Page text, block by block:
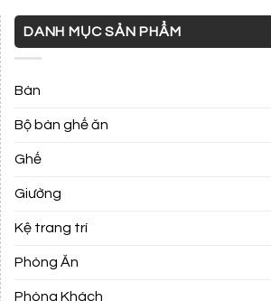
DANH MỤC SẢN PHẨM
Bàn
Bộ bàn ghế ăn
Ghế
Giường
Kệ trang trí
Phòng Ăn
Phòng Khách